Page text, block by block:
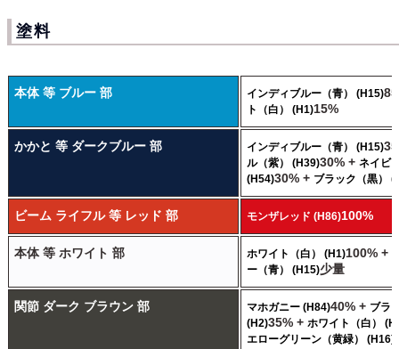
塗料
本体 等 ブルー 部 インディブルー（青） (H15)
ト（白） (H1)15%
かかと 等 ダークブルー 部 インディブルー（青） (H15)
ル（紫） (H39)30% + ネイビ
(H54)30% + ブラック（黒）
ビーム ライフル 等 レッド 部 モンザレッド (H86)100%
本体 等 ホワイト 部 ホワイト（白） (H1)100% +
ー（青） (H15)少量
関節 ダーク ブラウン 部 マホガニー (H84)40% + ブラ
(H2)35% + ホワイト（白）
エローグリーン（黄緑） (H16)